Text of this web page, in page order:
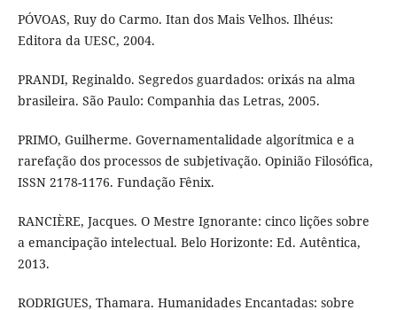
PÓVOAS, Ruy do Carmo. Itan dos Mais Velhos. Ilhéus:
Editora da UESC, 2004.
PRANDI, Reginaldo. Segredos guardados: orixás na alma
brasileira. São Paulo: Companhia das Letras, 2005.
PRIMO, Guilherme. Governamentalidade algorítmica e a
rarefação dos processos de subjetivação. Opinião Filosófica,
ISSN 2178-1176. Fundação Fênix.
RANCIÈRE, Jacques. O Mestre Ignorante: cinco lições sobre
a emancipação intelectual. Belo Horizonte: Ed. Autêntica,
2013.
RODRIGUES, Thamara. Humanidades Encantadas: sobre